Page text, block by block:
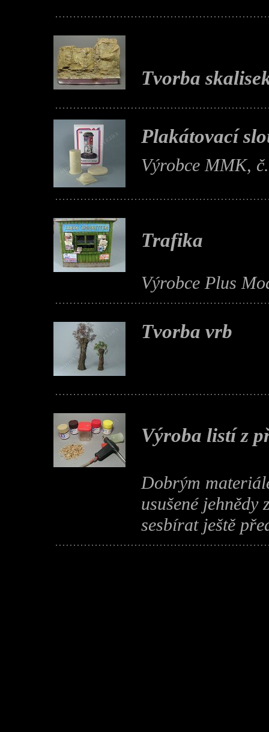
Tvorba
Plakátovací
Výrobce MMK,
Trafika
Výrobce Plus
Tvorba vrb
Výroba listí z
Dobrým
usušené jehnědy
sesbírat ještě